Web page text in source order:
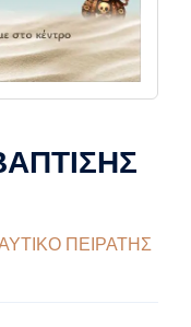
ΠΕΙΡΑΤΗΣ